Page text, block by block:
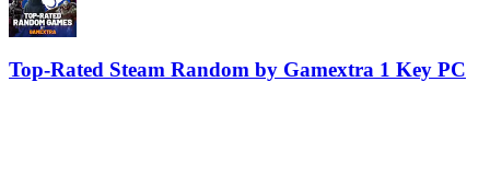
Top-Rated Steam Random by Gamextra 1 Key PC